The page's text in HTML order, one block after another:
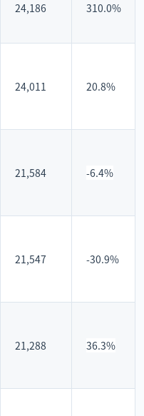
24,186 310.0%
24,011 20.8%
21,584 -6.4%
21,547 -30.9%
21,288 36.3%